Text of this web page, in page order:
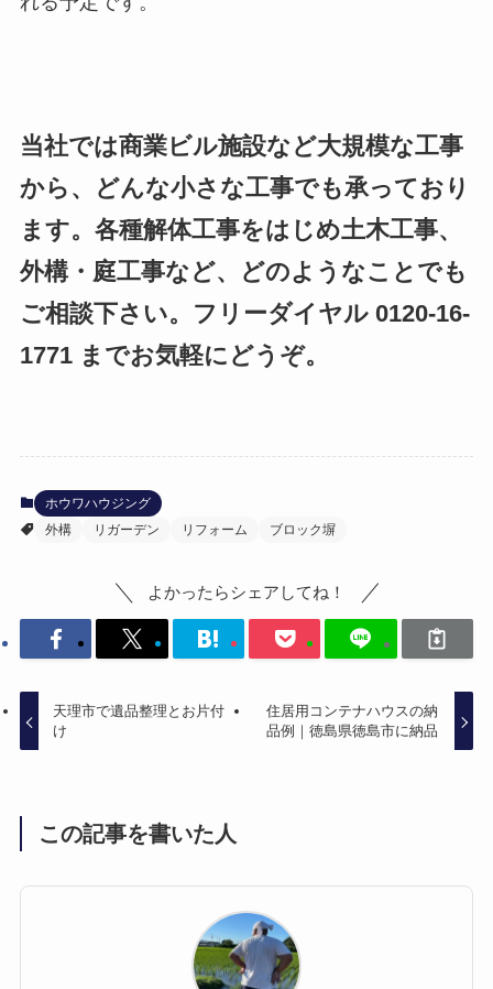
当社では商業ビル施設など大規模な工事
から、どんな小さな工事でも承っており
ます。各種解体工事をはじめ土木工事、
外構・庭工事など、どのようなことでも
ご相談下さい。フリーダイヤル 0120-16-
1771 までお気軽にどうぞ。
ホウワハウジング
外構
リガーデン リフォーム ブロック塀
よかったらシェアしてね！
天理市で遺品整理とお片付
け
住居用コンテナハウスの納
品例｜徳島県徳島市に納品
この記事を書いた人